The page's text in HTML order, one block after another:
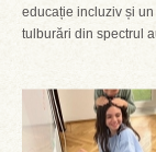
educație incluziv și
tulburări din spectrul